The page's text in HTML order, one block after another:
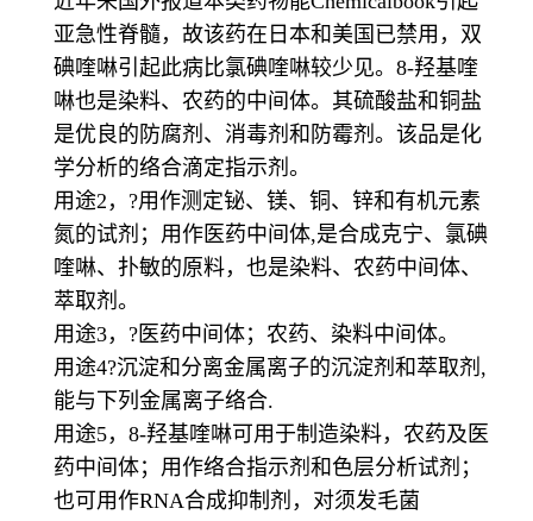
亚急性脊髓，故该药在日本和美国已禁用，双
碘喹啉引起此病比氯碘喹啉较少见。8-羟基喹
啉也是染料、农药的中间体。其硫酸盐和铜盐
是优良的防腐剂、消毒剂和防霉剂。该品是化
学分析的络合滴定指示剂。
用途2，?用作测定铋、镁、铜、锌和有机元素
氮的试剂；用作医药中间体,是合成克宁、氯碘
喹啉、扑敏的原料，也是染料、农药中间体、
萃取剂。
用途3，?医药中间体；农药、染料中间体。
用途4?沉淀和分离金属离子的沉淀剂和萃取剂,
能与下列金属离子络合.
用途5，8-羟基喹啉可用于制造染料，农药及医
药中间体；用作络合指示剂和色层分析试剂；
也可用作RNA合成抑制剂，对须发毛菌